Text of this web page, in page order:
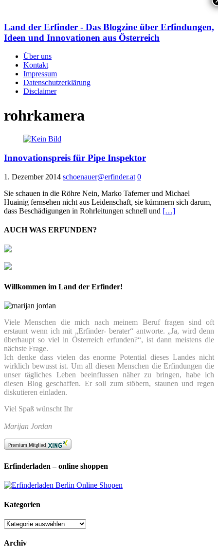
Land der Erfinder - Das Blogzine über Erfindungen,
Ideen und Innovationen aus Österreich
Über uns
Kontakt
Impressum
Datenschutzerklärung
Disclaimer
rohrkamera
Innovationspreis für Pipe Inspektor
1. Dezember 2014 schoenauer@erfinder.at 0
Sie schauen in die Röhre Nein, Marko Taferner und Michael
Huainig fernsehen nicht aus Leidenschaft, sie kümmern sich darum,
dass Beschädigungen in Rohrleitungen schnell und […]
AUCH WAS ERFUNDEN?
Willkommen im Land der Erfinder!
Viele Menschen die mich nach meinem Beruf fragen sind oft
erstaunt wenn ich mit „Erfinder- berater“ antworte. „Ja, wird denn
überhaupt so viel in Österreich erfunden?“, ist dann meistens die
nächste Frage.
Ich denke dass vielen das enorme Potential dieses Landes nicht
wirklich bewusst ist. Um all diesen Menschen die Erfindungen die
unser tägliches Leben beeinflussen näher zu bringen, habe ich
diesen Blog geschaffen. Er soll zum stöbern, staunen und regen
diskutieren einladen.
Viel Spaß wünscht Ihr
Marijan Jordan
Erfinderladen – online shoppen
Kategorien
Kategorien
Archiv